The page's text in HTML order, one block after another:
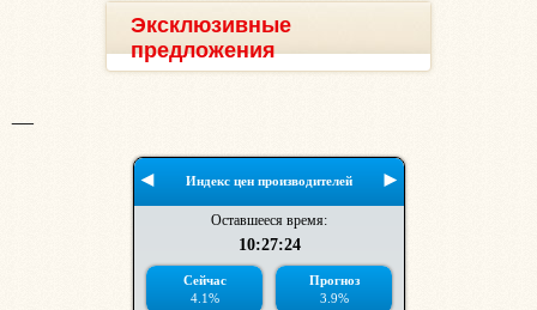
Эксклюзивные
предложения